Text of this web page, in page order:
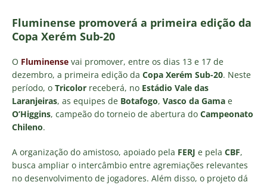
Fluminense promoverá a primeira edição da
Copa Xerém Sub-20
O Fluminense vai promover, entre os dias 13 e 17 de
dezembro, a primeira edição da Copa Xerém Sub-20. Neste
período, o Tricolor receberá, no Estádio Vale das
Laranjeiras, as equipes de Botafogo, Vasco da Gama e
O’Higgins, campeão do torneio de abertura do Campeonato
Chileno.
A organização do amistoso, apoiado pela FERJ e pela CBF,
busca ampliar o intercâmbio entre agremiações relevantes
no desenvolvimento de jogadores. Além disso, o projeto dá